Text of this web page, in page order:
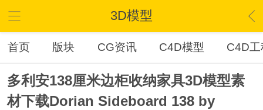
3D模型
首页 版块 CG资讯 C4D模型 C4D工
多利安138厘米边柜收纳家具3D模型素
材下载Dorian Sideboard 138 by